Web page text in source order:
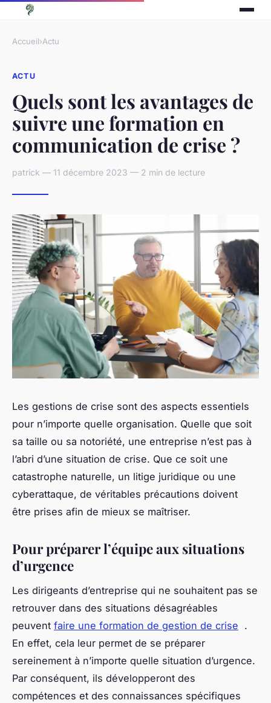
Accueil›Actu
ACTU
Quels sont les avantages de
suivre une formation en
communication de crise ?
patrick — 11 décembre 2023 — 2 min de lecture
Les gestions de crise sont des aspects essentiels
pour n’importe quelle organisation. Quelle que soit
sa taille ou sa notoriété, une entreprise n’est pas à
l’abri d’une situation de crise. Que ce soit une
catastrophe naturelle, un litige juridique ou une
cyberattaque, de véritables précautions doivent
être prises afin de mieux se maîtriser.
Pour préparer l’équipe aux situations
d’urgence
Les dirigeants d’entreprise qui ne souhaitent pas se
retrouver dans des situations désagréables
peuvent faire une formation de gestion de crise .
En effet, cela leur permet de se préparer
sereinement à n’importe quelle situation d’urgence.
Par conséquent, ils développeront des
compétences et des connaissances spécifiques